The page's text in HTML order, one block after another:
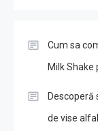
Cum sa
Milk
Descoperă
de vise